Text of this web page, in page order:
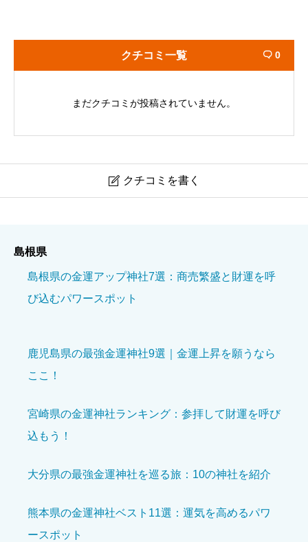
クチコミ一覧  0
まだクチコミが投稿されていません。
 クチコミを書く
星の数をお選びください    
参拝の雰囲気 必須
星の数をお選びください  
島根県
島根県の金運アップ神社7選：商売繁盛と財運を呼
び込むパワースポット
鹿児島県の最強金運神社9選｜金運上昇を願うなら
ここ！
宮崎県の金運神社ランキング：参拝して財運を呼び
込もう！
大分県の最強金運神社を巡る旅：10の神社を紹介
熊本県の金運神社ベスト11選：運気を高めるパワ
ースポット